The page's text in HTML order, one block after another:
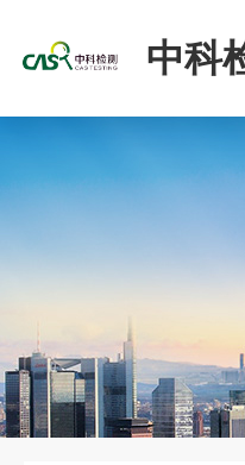
中科
份有